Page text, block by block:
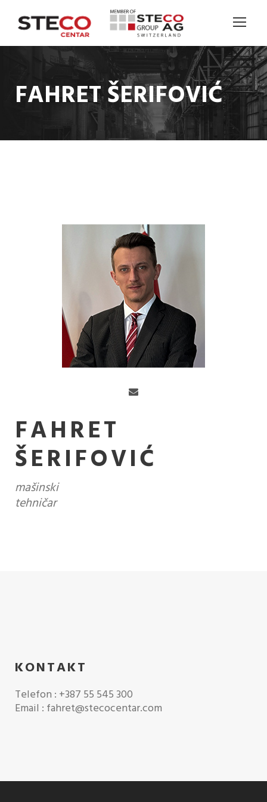
FAHRET ŠERIFOVIĆ
FAHRET
ŠERIFOVIĆ
mašinski
tehničar
KONTAKT
Telefon : +387 55 545 300
Email : fahret@stecocentar.com